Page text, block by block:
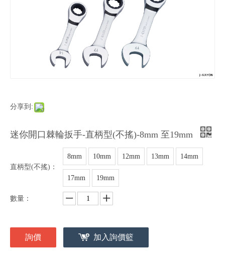
分享到:
迷你開口棘輪扳手-直柄型(不搖)-8mm 至19mm
直柄型(不搖)：
8mm 10mm 12mm 13mm 14mm
17mm 19mm
數量：
詢價 加入詢價籃